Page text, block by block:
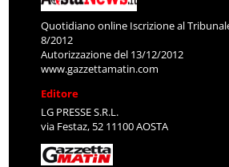
Quotidiano online Iscrizione al
8/2012
Autorizzazione del 13/12/2012
www.gazzettamatin.com
Editore
LG PRESSE S.R.L.
via Festaz, 52 11100 AOSTA